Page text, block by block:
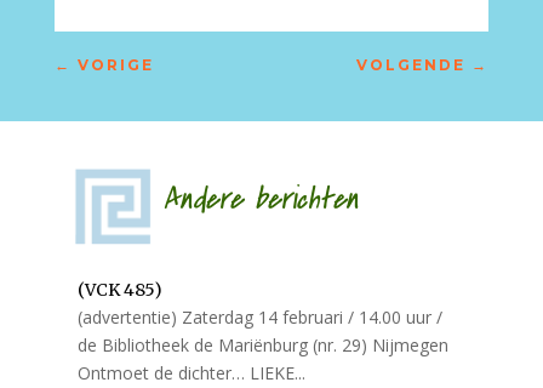
← VORIGE VOLGENDE →
Andere berichten
(VCK 485)
(advertentie) Zaterdag 14 februari / 14.00 uur /
de Bibliotheek de Mariënburg (nr. 29) Nijmegen
Ontmoet de dichter… LIEKE...